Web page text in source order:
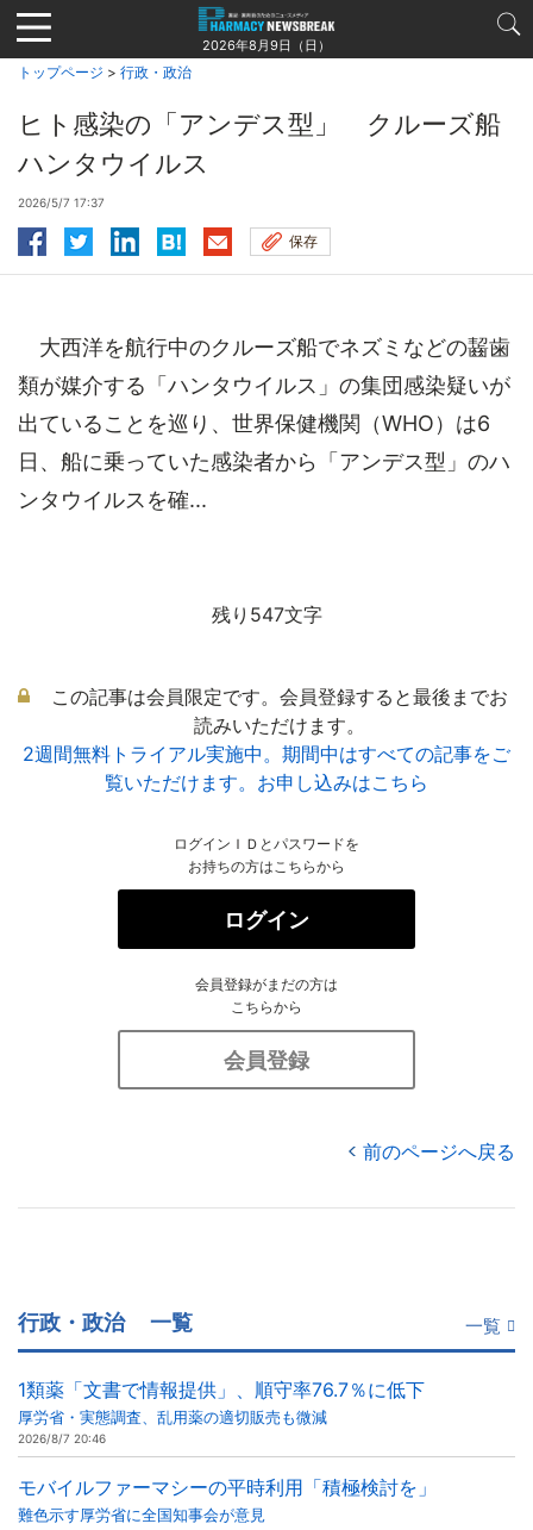
Jump
to
navigation
2026年8月9日（日）
トップページ > 行政・政治
ヒト感染の「アンデス型」 クルーズ船
ハンタウイルス
2026/5/7 17:37
保存
大西洋を航行中のクルーズ船でネズミなどの齧歯
類が媒介する「ハンタウイルス」の集団感染疑いが
出ていることを巡り、世界保健機関（WHO）は6
日、船に乗っていた感染者から「アンデス型」のハ
ンタウイルスを確...
残り547文字
この記事は会員限定です。会員登録すると最後までお
読みいただけます。
2週間無料トライアル実施中。期間中はすべての記事をご
覧いただけます。お申し込みはこちら
ログインＩＤとパスワードを
お持ちの方はこちらから
ログイン
会員登録がまだの方は
こちらから
会員登録
前のページへ戻る
行政・政治 一覧 一覧
1類薬「文書で情報提供」、順守率76.7％に低下
厚労省・実態調査、乱用薬の適切販売も微減
2026/8/7 20:46
モバイルファーマシーの平時利用「積極検討を」
難色示す厚労省に全国知事会が意見